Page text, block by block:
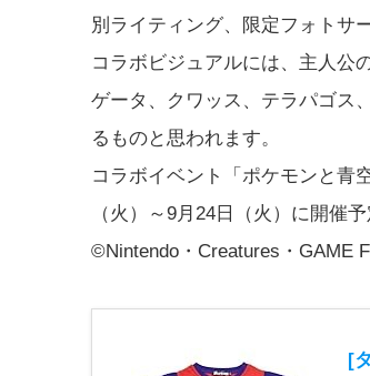
別ライティング、限定フォトサ
コラボビジュアルには、主人公
ゲータ、クワッス、テラパゴス
るものと思われます。
コラボイベント「ポケモンと青
（火）～9月24日（火）に開催
©Nintendo・Creatures・GAME
[